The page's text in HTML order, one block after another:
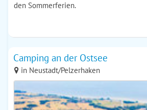
den Sommerferien.
Camping an der Ostsee
in Neustadt/Pelzerhaken